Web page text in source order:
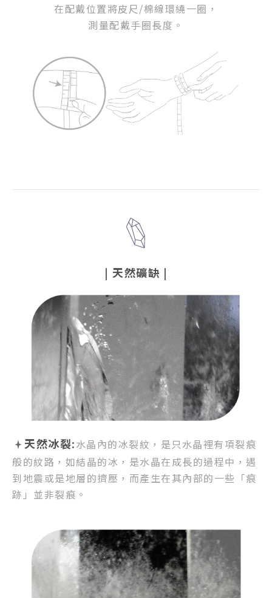
在配戴位置將皮尺/棉線環繞一圈 ，
測量配戴手圈長度。
| 天然礦缺 |
天然冰裂:水晶內的冰裂紋， 是只水晶裡有項裂痕
般的紋路， 如結晶的冰，是水晶在成長的過程中， 遇
到地震或是地層的擠壓， 而產生在其內部的一些「痕
跡」並非裂痕。